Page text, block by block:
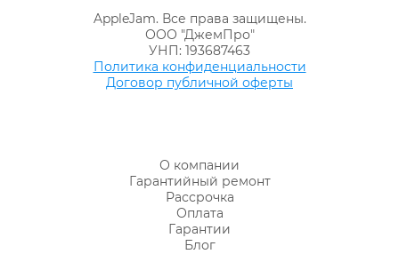
AppleJam. Все права защищены.
ООО "ДжемПро"
УНП: 193687463
Политика конфиденциальности
Договор публичной оферты
О компании
Гарантийный ремонт
Рассрочка
Оплата
Гарантии
Блог